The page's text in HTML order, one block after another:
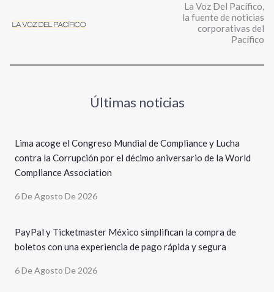
La Voz Del Pacífico,
la fuente de noticias
corporativas del
Pacífico
Últimas noticias
Lima acoge el Congreso Mundial de Compliance y Lucha
contra la Corrupción por el décimo aniversario de la World
Compliance Association
6 De Agosto De 2026
PayPal y Ticketmaster México simplifican la compra de
boletos con una experiencia de pago rápida y segura
6 De Agosto De 2026